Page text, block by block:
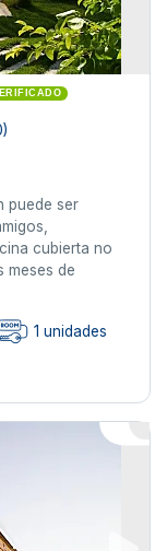
puede ser
cubierta no
meses de
1 unidades